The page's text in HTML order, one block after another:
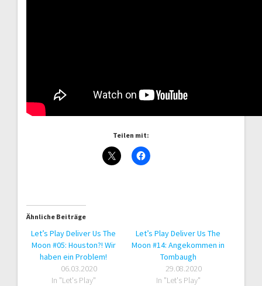
Teilen mit:
Ähnliche Beiträge
Let’s Play Deliver Us The
Moon #05: Houston?! Wir
haben ein Problem!
06.03.2020
In "Let's Play"
Let’s Play Deliver Us The
Moon #14: Angekommen in
Tombaugh
29.08.2020
In "Let's Play"